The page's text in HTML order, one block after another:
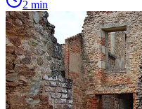
2 min